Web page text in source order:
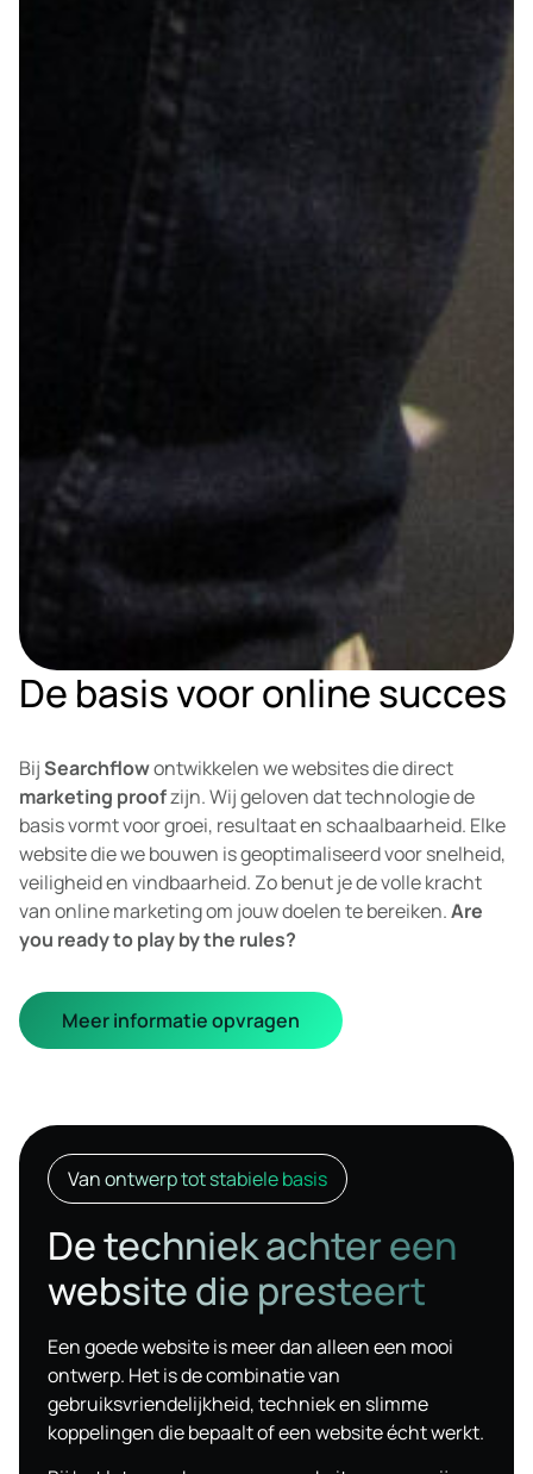
De basis voor online succes
BijSearchflowontwikkelen we websites die direct
marketing proofzijn. Wij geloven dat technologie de
basis vormt voor groei, resultaat en schaalbaarheid. Elke
website die we bouwen is geoptimaliseerd voor snelheid,
veiligheid en vindbaarheid. Zo benut je de volle kracht
van online marketing om jouw doelen te bereiken.Are
you ready to play by the rules?
Meer informatie opvragen
Van ontwerp tot stabiele basis
De techniek achter een
website die presteert
Een goede website is meer dan alleen een mooi
ontwerp. Het is de combinatie van
gebruiksvriendelijkheid, techniek en slimme
koppelingen die bepaalt of een website écht werkt.